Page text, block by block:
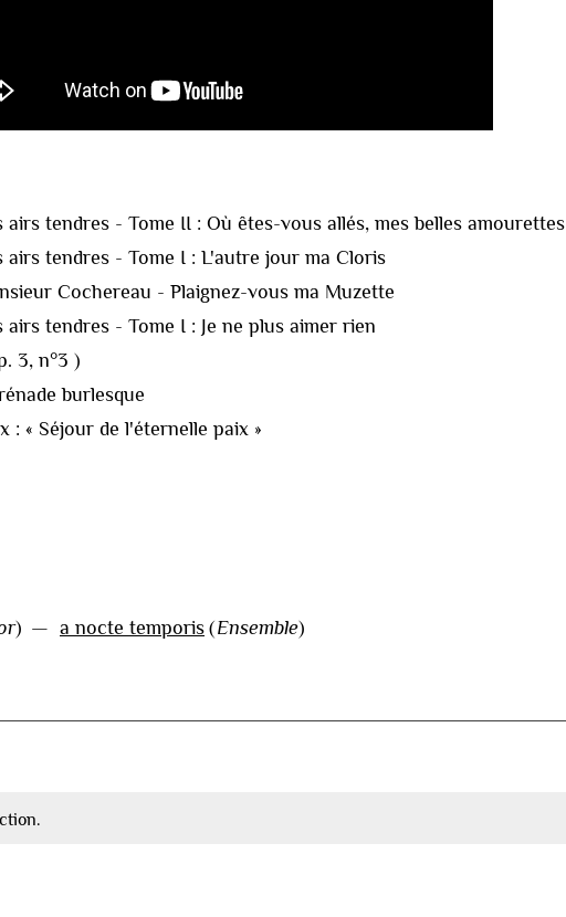
tendres - Tome II : Où êtes-vous allés, mes belles amourettes
tendres - Tome I : L'autre jour ma Cloris
Cochereau - Plaignez-vous ma Muzette
tendres - Tome I : Je ne plus aimer rien
3, n°3 )
burlesque
: « Séjour de l'éternelle paix »
) — a nocte temporis (Ensemble)